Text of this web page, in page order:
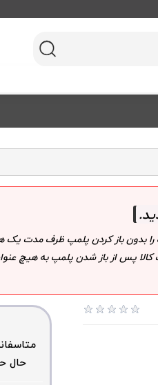
.
را بدون باز کردن پلمپ ظرف مدت یک
کالا پس از باز شدن پلمپ به هیچ
حال